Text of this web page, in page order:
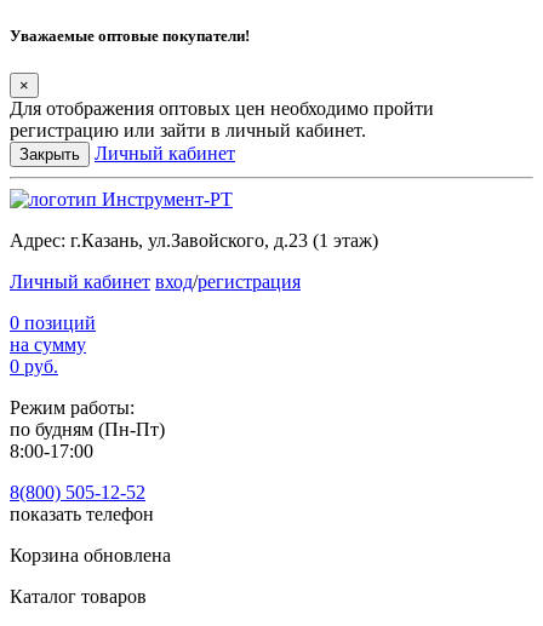
Уважаемые оптовые покупатели!
×
Для отображения оптовых цен необходимо пройти
регистрацию или зайти в личный кабинет.
Закрыть Личный кабинет
Адрес: г.Казань, ул.Завойского, д.23 (1 этаж)
Личный кабинет вход/регистрация
0 позиций
на сумму
0 руб.
Режим работы:
по будням (Пн-Пт)
8:00-17:00
8(800) 505-12-52
показать телефон
Корзина обновлена
Каталог товаров